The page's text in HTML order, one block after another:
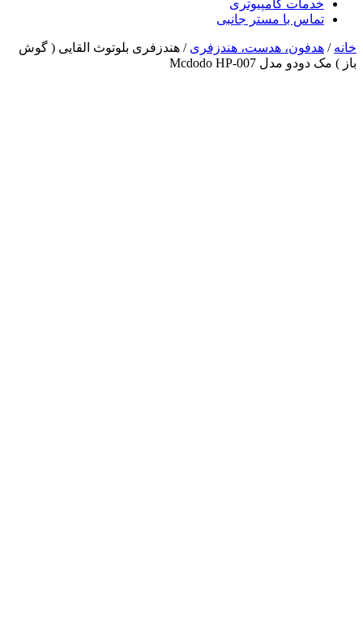
خدمات کامپیوتری
تماس با مستر جانبی
خانه / هدفون، هدست، هندزفری / هندزفری بلوتوث القایی ( گوش
باز ) مک دودو مدل Mcdodo HP-007